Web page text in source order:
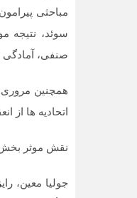
مباحثی
سوئد، نتیجه
صنفی،
همچنین مروری
اتحادیه ها
نقش موثر
جولیا معین،